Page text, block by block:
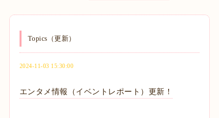
Topics（更新）
2024-11-03 15:30:00
エンタメ情報（イベントレポート）更新！